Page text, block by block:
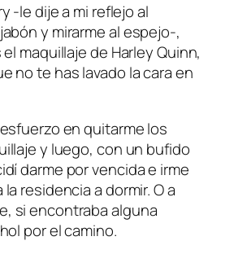
-le dije a mi reflejo al
y mirarme al espejo-,
maquillaje de Harley Quinn,
no te has lavado la cara en
en quitarme los
y luego, con un bufido
darme por vencida e irme
residencia a dormir. O a
si encontraba alguna
por el camino.